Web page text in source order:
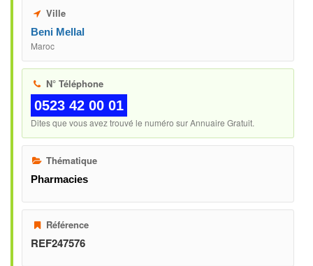
Ville
Beni Mellal
Maroc
N° Téléphone
0523 42 00 01
Dites que vous avez trouvé le numéro sur Annuaire Gratuit.
Thématique
Pharmacies
Référence
REF247576